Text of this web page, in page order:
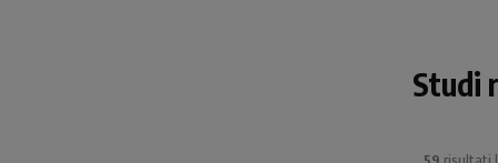
Studi